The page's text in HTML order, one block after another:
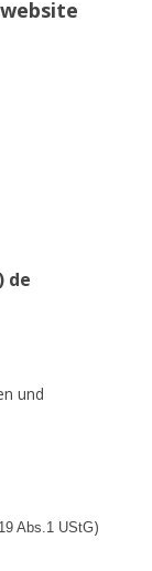
de
und
Abs.1 UStG)